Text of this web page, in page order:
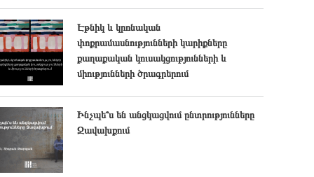
Էթնիկ և կրոնական
փոքրամասնությունների կարիքները
քաղաքական կուսակցությունների և
միությունների ծրագրերում
Ինչպե՞ս են անցկացվում ընտրությունները
Ջավախքում